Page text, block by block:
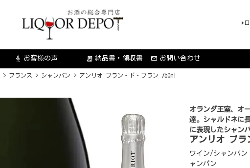
settings_voice お客様の声 receipt_long 納品書・領収書 お問い合わせ
フランス シャンパン アンリオ ブラン・ド・ブラン 750ml
オランダ王室、オ
達。シャルドネに
に表現したシャン
アンリオ ブラ
ワイン/シャンパ
ャンパン